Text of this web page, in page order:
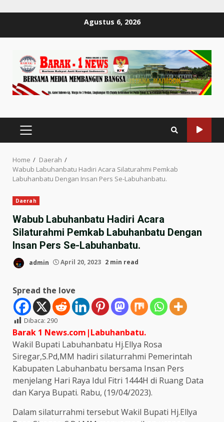
Agustus 6, 2026
PRIMARY
MENU
Home
Daerah
Wabub Labuhanbatu Hadiri Acara Silaturahmi Pemkab
Labuhanbatu Dengan Insan Pers Se-Labuhanbatu.
Daerah
Wabub Labuhanbatu Hadiri Acara
Silaturahmi Pemkab Labuhanbatu Dengan
Insan Pers Se-Labuhanbatu.
admin April 20, 2023 2 min read
Spread the love
Dibaca: 290
Barak 1 News.com|Labuhanbatu.
Wakil Bupati Labuhanbatu Hj.Ellya Rosa
Siregar,S.Pd,MM hadiri silaturrahmi Pemerintah
Kabupaten Labuhanbatu bersama Insan Pers
menjelang Hari Raya Idul Fitri 1444H di Ruang Data
dan Karya Bupati. Rabu, (19/04/2023).
Dalam silaturrahmi tersebut Wakil Bupati Hj.Ellya